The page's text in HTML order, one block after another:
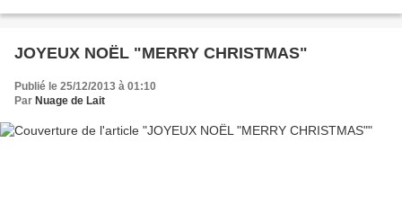
JOYEUX NOËL "MERRY CHRISTMAS"
Publié le 25/12/2013 à 01:10
Par Nuage de Lait